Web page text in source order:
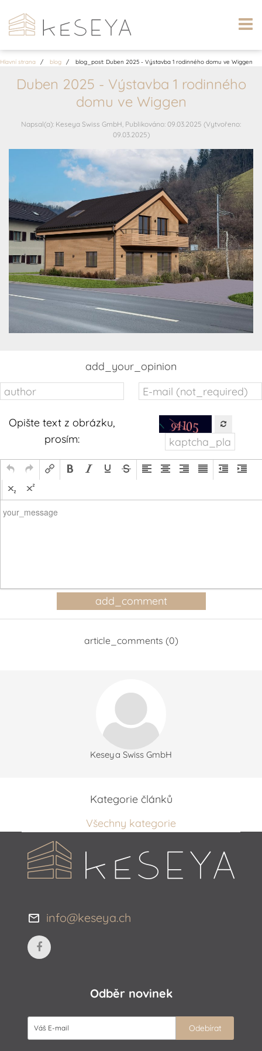
Hlavní strana blog blog_post: Duben 2025 - Výstavba 1 rodinného domu ve Wiggen
Duben 2025 - Výstavba 1 rodinného
domu ve Wiggen
Napsal(a): Keseya Swiss GmbH, Publikováno: 09.03.2025 (Vytvořeno:
09.03.2025)
add_your_opinion
Opište text z obrázku,
prosím:
your_message
article_comments (0)
Keseya Swiss GmbH
Kategorie článků
Všechny kategorie
info@keseya.ch
Odběr novinek